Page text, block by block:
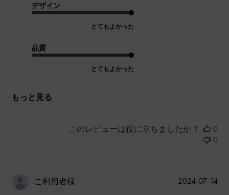
デザイン
とてもよかった
品質
とてもよかった
もっと見る
このレビューは役に立ちましたか？
0
0
ご利用者様
公
2024-07-14